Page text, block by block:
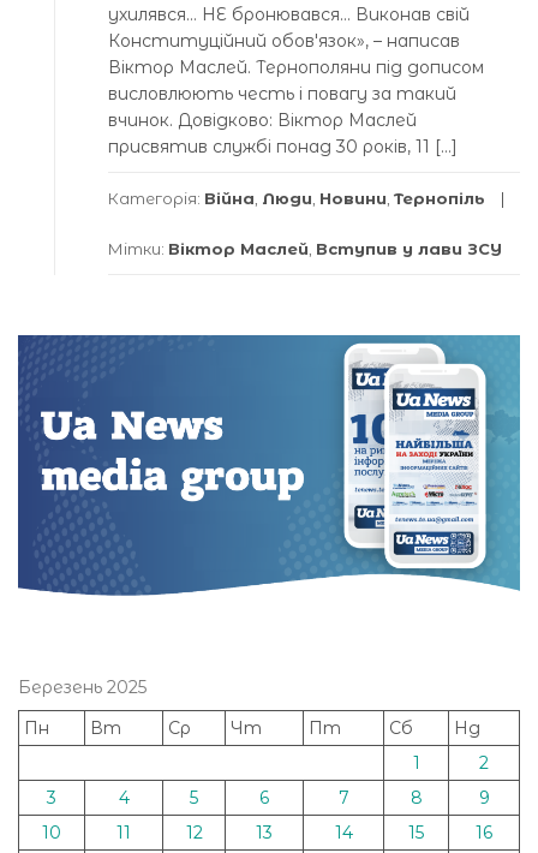
ухилявся… НЕ бронювався… Виконав свій
Конституційний обовʼязок», – написав
Віктор Маслей. Тернополяни під дописом
висловлюють честь і повагу за такий
вчинок. Довідково: Віктор Маслей
присвятив службі понад 30 років, 11 […]
Категорія: Війна Люди Новини Тернопіль
Мітки: Віктор Маслей Вступив у лави ЗСУ
Березень 2025
Пн
Вт Ср Чт Пт Сб
Нд
1
2
3
4 5 6 7 8
9
10
11 12 13 14 15
16